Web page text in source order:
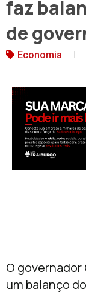
faz
de
Economia
O governador
um balanço